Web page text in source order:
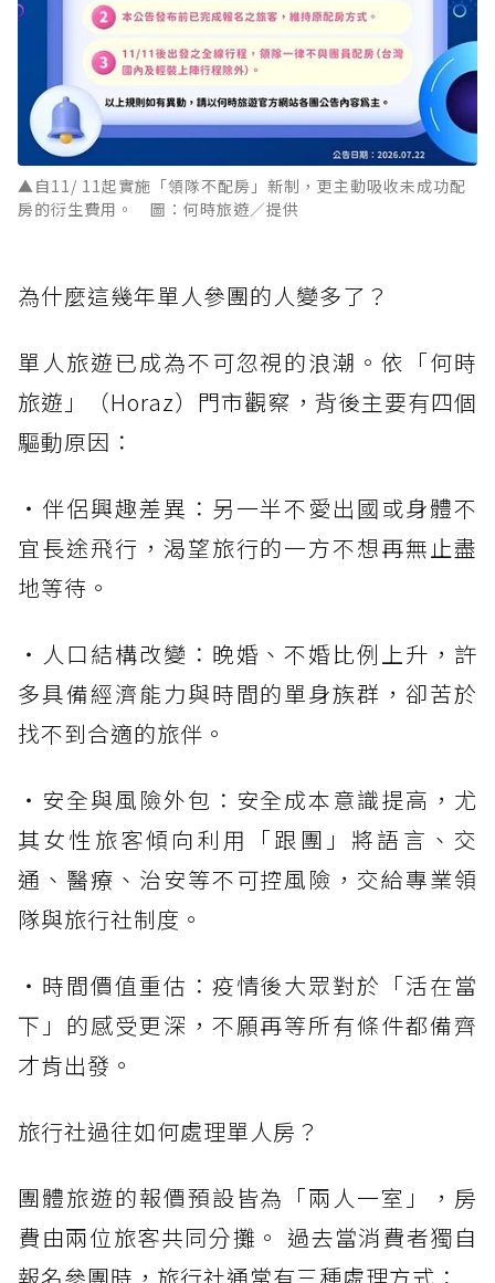
▲自11/ 11起實施「領隊不配房」新制，更主動吸收未成功配
房的衍生費用。 圖：何時旅遊／提供
為什麼這幾年單人參團的人變多了？
單人旅遊已成為不可忽視的浪潮。依「何時
旅遊」（Horaz）門市觀察，背後主要有四個
驅動原因：
・伴侶興趣差異：另一半不愛出國或身體不
宜長途飛行，渴望旅行的一方不想再無止盡
地等待。
・人口結構改變：晚婚、不婚比例上升，許
多具備經濟能力與時間的單身族群，卻苦於
找不到合適的旅伴。
・安全與風險外包：安全成本意識提高，尤
其女性旅客傾向利用「跟團」將語言、交
通、醫療、治安等不可控風險，交給專業領
隊與旅行社制度。
・時間價值重估：疫情後大眾對於「活在當
下」的感受更深，不願再等所有條件都備齊
才肯出發。
旅行社過往如何處理單人房？
團體旅遊的報價預設皆為「兩人一室」，房
費由兩位旅客共同分攤。 過去當消費者獨自
報名參團時，旅行社通常有三種處理方式：